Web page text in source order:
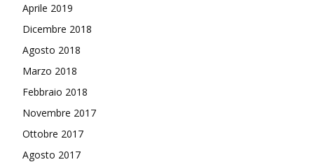
Aprile 2019
Dicembre 2018
Agosto 2018
Marzo 2018
Febbraio 2018
Novembre 2017
Ottobre 2017
Agosto 2017